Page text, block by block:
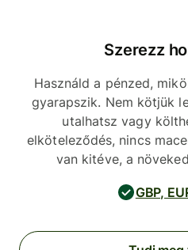
Szerezz
Használd a pénzed,
gyarapszik. Nem kötjük
utalhatsz vagy
elköteleződés, nincs
van kitéve, a
GBP,